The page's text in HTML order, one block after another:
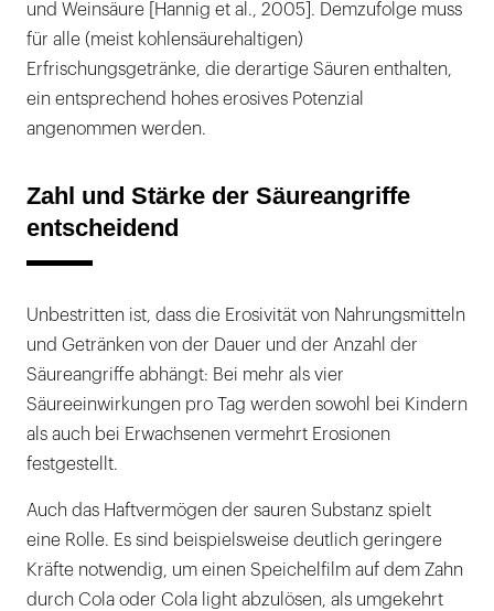
und Weinsäure [Hannig et al., 2005]. Demzufolge muss
für alle (meist kohlensäurehaltigen)
Erfrischungsgetränke, die derartige Säuren enthalten,
ein entsprechend hohes erosives Potenzial
angenommen werden.
Zahl und Stärke der Säureangriffe
entscheidend
Unbestritten ist, dass die Erosivität von Nahrungsmitteln
und Getränken von der Dauer und der Anzahl der
Säureangriffe abhängt: Bei mehr als vier
Säureeinwirkungen pro Tag werden sowohl bei Kindern
als auch bei Erwachsenen vermehrt Erosionen
festgestellt.
Auch das Haftvermögen der sauren Substanz spielt
eine Rolle. Es sind beispielsweise deutlich geringere
Kräfte notwendig, um einen Speichelfilm auf dem Zahn
durch Cola oder Cola light abzulösen, als umgekehrt